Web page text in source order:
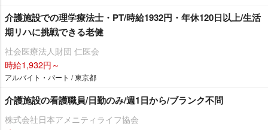
介護施設での理学療法士・PT/時給1932円・年休120日以上/生活
期リハに挑戦できる老健
社会医療法人財団 仁医会
時給1,932円～
アルバイト・パート / 東京都
介護施設の看護職員/日勤のみ/週1日から/ブランク不問
株式会社日本アメニティライフ協会